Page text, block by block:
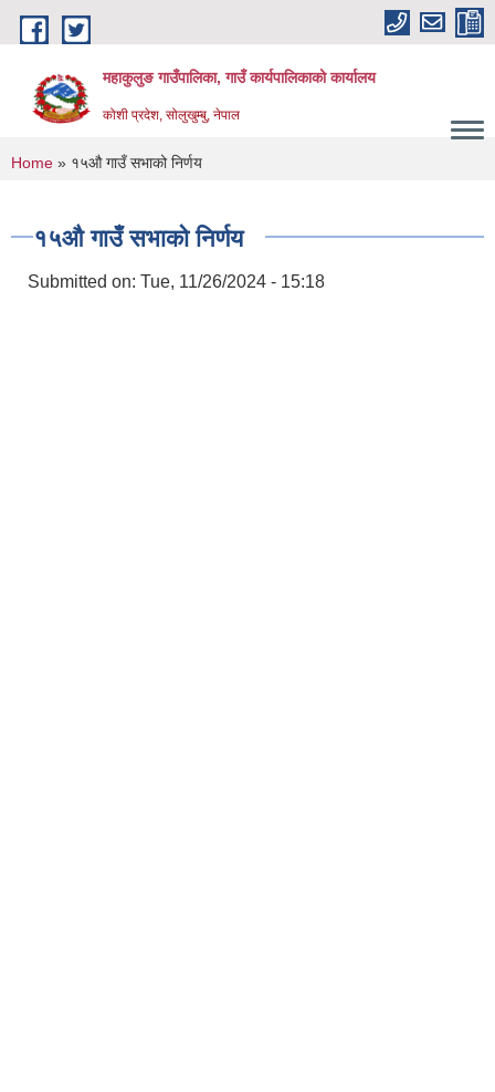
Skip to main content
महाकुलुङ गाउँपालिका, गाउँ कार्यपालिकाको कार्यालय
कोशी प्रदेश, सोलुखुम्बु, नेपाल
You are here
Home » १५औ गाउँ सभाको निर्णय
१५औ गाउँ सभाको निर्णय
Submitted on: Tue, 11/26/2024 - 15:18